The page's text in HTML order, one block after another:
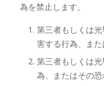
為を禁止します。
第三者もしくは
害する行為、また
第三者もしくは
為、またはその恐